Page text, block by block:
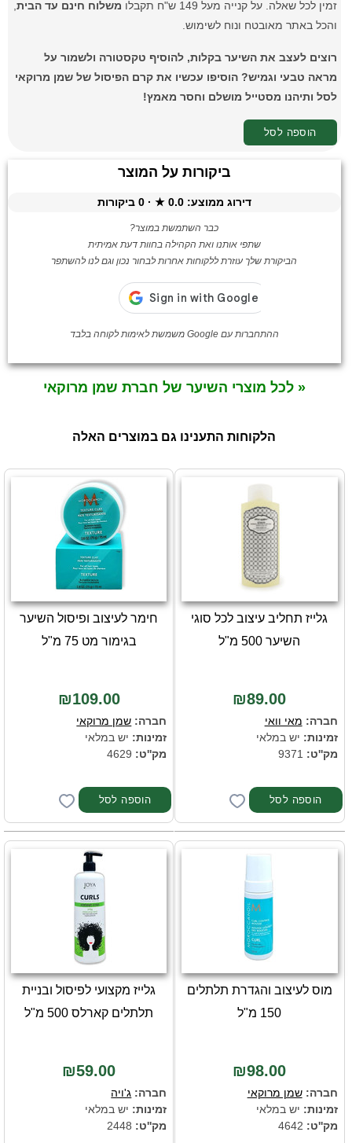
זמין לכל שאלה. על קנייה מעל 149 ש"ח תקבלו משלוח חינם עד הבית
והכל באתר מאובטח ונוח לשימוש.
רוצים לעצב את השיער בקלות, להוסיף טקסטורה ולשמור על
מראה טבעי וגמיש? הוסיפו עכשיו את קרם הפיסול של שמן מרוקאי
לסל ותיהנו מסטייל מושלם וחסר מאמץ!
הוספה לסל
ביקורות על המוצר
דירוג ממוצע:0.0
★ ·
0 ביקורות
כבר השתמשת במוצר?
שתפי אותנו ואת הקהילה בחוות דעת אמיתית
הביקורת שלך עוזרת ללקוחות אחרות לבחור נכון וגם לנו להשתפר
ההתחברות עם Google משמשת לאימות לקוחה בלבד
« לכל מוצרי השיער של חברת שמן מרוקאי
הלקוחות התענינו גם במוצרים האלה
גלייז תחליב עיצוב לכל סוגי
השיער 500 מ"ל
₪89.00
חברה: מאי וואי
זמינות: יש במלאי
מק''ט:
חימר לעיצוב ופיסול השיער
בגימור מט 75 מ"ל
₪109.00
חברה: שמן מרוקאי
זמינות: יש במלאי
מק''ט:
מוס לעיצוב והגדרת תלתלים
150 מ"ל
₪98.00
חברה:שמן מרוקאי
זמינות: יש במלאי
מק''ט:
גלייז מקצועי לפיסול ובניית
תלתלים קארלס 500 מ"ל
₪59.00
חברה: ג'ויה
זמינות: יש במלאי
מק''ט: